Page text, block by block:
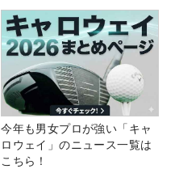
今年も男女プロが強い「キャ
ロウェイ」のニュース一覧は
こちら！